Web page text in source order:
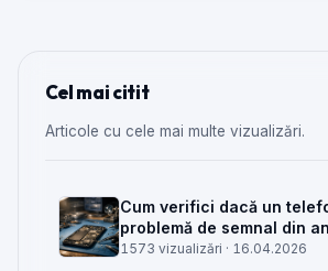
Cel mai citit
Articole cu cele mai multe vizualizări.
Cum verifici dacă un
problemă de semnal din
placa de bază sau din rețea
1573 vizualizări · 16.04.2026